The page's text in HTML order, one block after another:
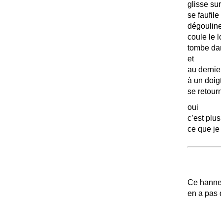
glisse
se faufile
coule le
tombe
et
au
à un
se
oui
c’est
ce que
Ce
en a pas